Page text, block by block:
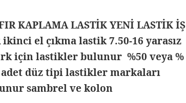
KAPLAMA LASTİK YENİ LASTİK İŞ
el çıkma lastik 7.50-16 yarasız
için lastikler bulunur %50 veya %
düz tipi lastikler markaları
sambrel ve kolon